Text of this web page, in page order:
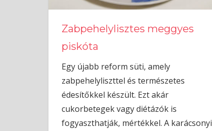
Zabpehelylisztes meggyes
piskóta
Egy újabb reform süti, amely
zabpehelyliszttel és természetes
édesítőkkel készült. Ezt akár
cukorbetegek vagy diétázók is
fogyaszthatják, mértékkel. A karácsonyi